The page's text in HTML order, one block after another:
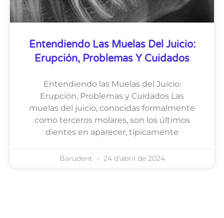
Entendiendo Las Muelas Del Juicio:
Erupción, Problemas Y Cuidados
Entendiendo las Muelas del Juicio:
Erupción, Problemas y Cuidados Las
muelas del juicio, conocidas formalmente
como terceros molares, son los últimos
dientes en aparecer, típicamente
Barudent 24 d'abril de 2024